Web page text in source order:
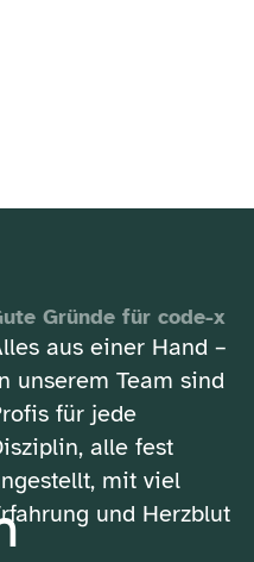
Gründe für code-x
aus einer Hand –
unserem Team sind
für jede
alle fest
mit viel
und Herzblut